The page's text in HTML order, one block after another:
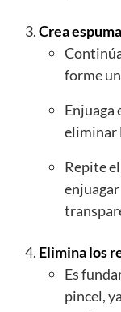
Crea
forme
Enjuaga
eliminar
Repite
enjuagar
Elimina los
Es
pincel,